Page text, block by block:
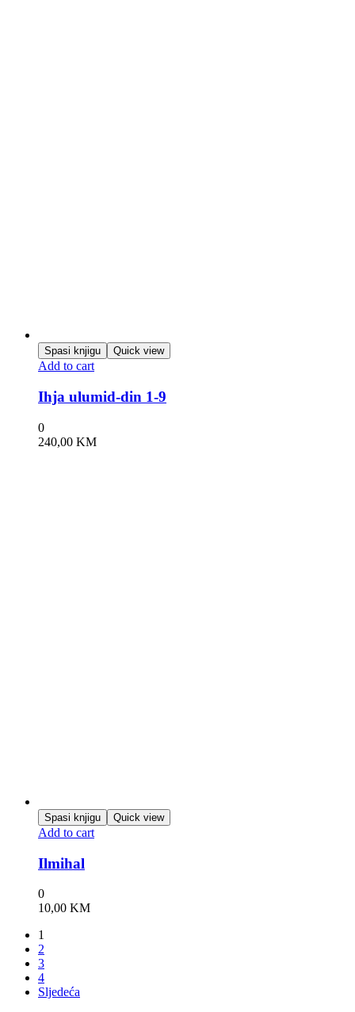
Spasi knjigu Quick view
Add to cart
Ihja ulumid-din 1-9
0
240,00 KM
Spasi knjigu Quick view
Add to cart
Ilmihal
0
10,00 KM
1
2
3
4
Sljedeća